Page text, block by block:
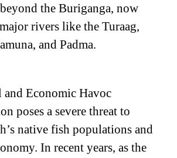
the Buriganga, now
rivers like the Turaag,
and Padma.
Economic Havoc
poses a severe threat to
native fish populations and
In recent years, as the